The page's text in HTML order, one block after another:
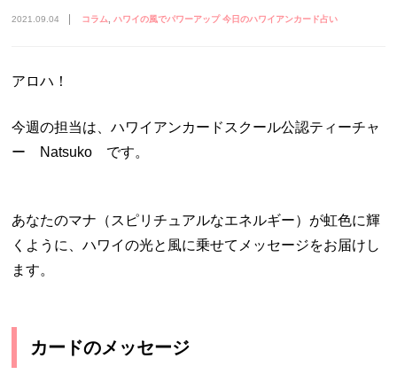
2021.09.04 コラム ハワイの風でパワーアップ 今日のハワイアンカード占い
アロハ！
今週の担当は、ハワイアンカードスクール公認ティーチャ
ー Natsuko です。
あなたのマナ（スピリチュアルなエネルギー）が虹色に輝
くように、ハワイの光と風に乗せてメッセージをお届けし
ます。
カードのメッセージ